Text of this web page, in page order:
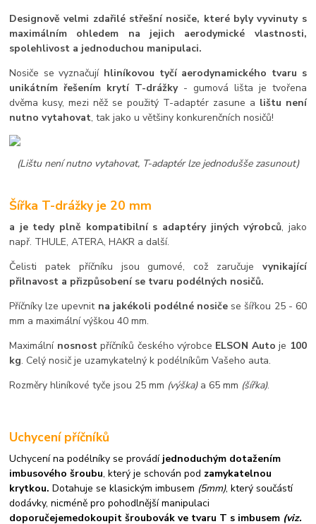
Designově velmi zdařilé střešní nosiče, které byly vyvinuty s
maximálním ohledem na jejich aerodymické vlastnosti,
spolehlivost a jednoduchou manipulaci.
Nosiče se vyznačují hliníkovou tyčí aerodynamického tvaru s
unikátním řešením krytí T-drážky- gumová lišta je tvořena
dvěma kusy, mezi něž se použitý T-adaptér zasune a lištu není
nutno vytahovat, tak jako u většiny konkurenčních nosičů!
(Lištu není nutno vytahovat, T-adaptér lze jednodušše zasunout)
Šířka T-drážky je 20 mm
a je tedy plně kompatibilní s adaptéry jiných výrobců, jako
např. THULE, ATERA, HAKR a další.
Čelisti patek příčníku jsou gumové, což zaručuje vynikající
přilnavost a přizpůsobení se tvaru podélných nosičů.
Příčníky lze upevnit na jakékoli podélné nosiče se šířkou 25 - 60
mm a maximální výškou 40 mm.
Maximální nosnostpříčníků českého výrobce ELSON Autoje 100
kg. Celý nosič je uzamykatelný k podélníkům Vašeho auta.
Rozměry hliníkové tyče jsou 25 mm (výška)a 65 mm (šířka).
Uchycení příčníků
Uchycení na podélníky se provádí jednoduchým dotažením
imbusového šroubu, který je schován pod zamykatelnou
krytkou.Dotahuje se klasickým imbusem (5mm), který součástí
dodávky, nicméně pro pohodlnější manipulaci
doporučejemedokoupit šroubovák ve tvaru T s imbusem (viz.